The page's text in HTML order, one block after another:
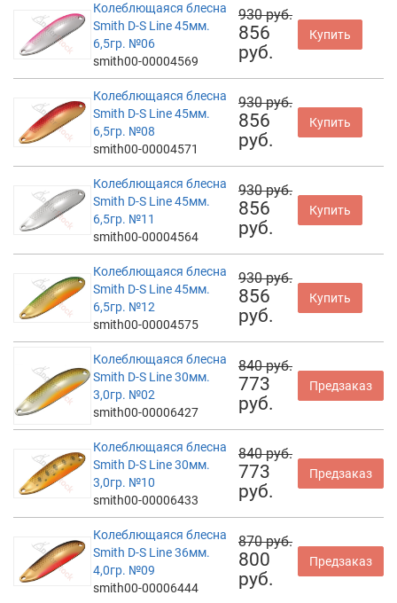
Колеблющаяся блесна
Smith D-S Line 45мм.
6,5гр. №06
smith00-00004569
930 руб.
856
руб.
Купить
Колеблющаяся блесна
Smith D-S Line 45мм.
6,5гр. №08
smith00-00004571
930 руб.
856
руб.
Купить
Колеблющаяся блесна
Smith D-S Line 45мм.
6,5гр. №11
smith00-00004564
930 руб.
856
руб.
Купить
Колеблющаяся блесна
Smith D-S Line 45мм.
6,5гр. №12
smith00-00004575
930 руб.
856
руб.
Купить
Колеблющаяся блесна
Smith D-S Line 30мм.
3,0гр. №02
smith00-00006427
840 руб.
773
руб.
Предзаказ
Колеблющаяся блесна
Smith D-S Line 30мм.
3,0гр. №10
smith00-00006433
840 руб.
773
руб.
Предзаказ
Колеблющаяся блесна
Smith D-S Line 36мм.
4,0гр. №09
smith00-00006444
870 руб.
800
руб.
Предзаказ